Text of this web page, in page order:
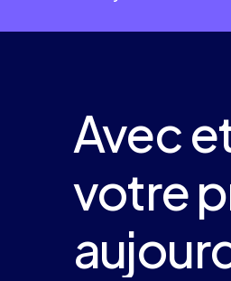
Avec
votre